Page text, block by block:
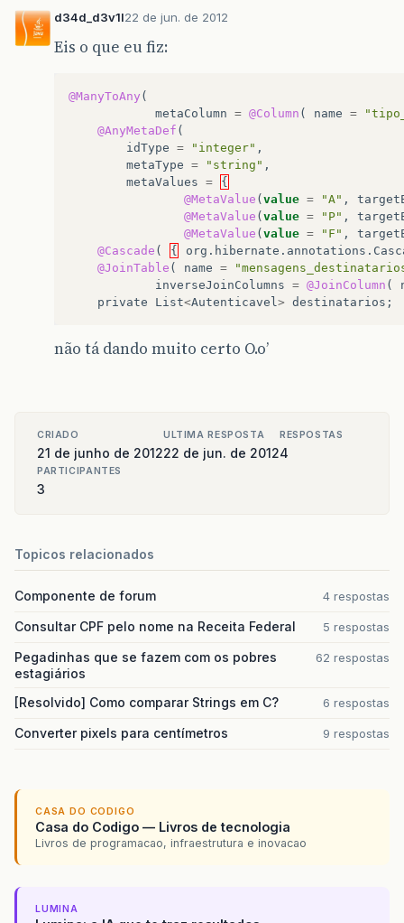
d34d_d3v1l22 de jun. de 2012
Eis o que eu fiz:
@ManyToAny (
metaColumn = @Column ( name =
@AnyMetaDef (
idType = "integer" ,
metaType = "string" ,
metaValues =
{
@MetaValue ( value = "A" ,
@MetaValue ( value = "P" ,
@MetaValue ( value = "F" ,
@Cascade ( { org . hibernate . annotations .
@JoinTable ( name =
inverseJoinColumns = @JoinColumn (
private
List<Autenticavel > destinatarios ;
não tá dando muito certo O.o’
CRIADO
21 de junho de 2012
ULTIMA RESPOSTA
22 de jun. de 2012
RESPOSTAS
4
PARTICIPANTES
3
Topicos relacionados
Componente de forum 4 respostas
Consultar CPF pelo nome na Receita Federal 5 respostas
Pegadinhas que se fazem com os pobres
estagiários
62 respostas
[Resolvido] Como comparar Strings em C? 6 respostas
Converter pixels para centímetros 9 respostas
CASA DO CODIGO
Casa do Codigo — Livros de tecnologia
Livros de programacao, infraestrutura e inovacao
LUMINA